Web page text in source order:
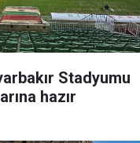
Stadyumu
hazır